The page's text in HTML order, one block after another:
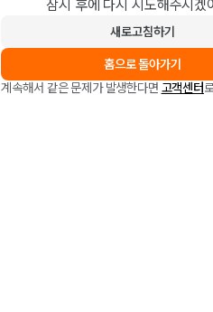
잠시 후에 다시 시도해주시겠
새로고침하기
홈으로 돌아가기
계속해서 같은 문제가 발생한다면 고객센터